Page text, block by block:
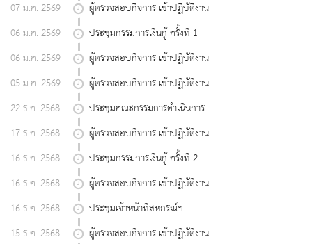
07 ม.ค. 2569
ผู้ตรวจสอบกิจการ เข้าปฏิบัติงาน
06 ม.ค. 2569
ประชุมกรรมการเงินกู้ ครั้งที่ 1
06 ม.ค. 2569
ผู้ตรวจสอบกิจการ เข้าปฏิบัติงาน
05 ม.ค. 2569
ผู้ตรวจสอบกิจการ เข้าปฏิบัติงาน
22 ธ.ค. 2568
ประชุมคณะกรรมการดำเนินการ
17 ธ.ค. 2568
ผู้ตรวจสอบกิจการ เข้าปฏิบัติงาน
16 ธ.ค. 2568
ประชุมกรรมการเงินกู้ ครั้งที่ 2
16 ธ.ค. 2568
ผู้ตรวจสอบกิจการ เข้าปฏิบัติงาน
16 ธ.ค. 2568
ประชุมเจ้าหน้าที่สหกรณ์ฯ
15 ธ.ค. 2568
ผู้ตรวจสอบกิจการ เข้าปฏิบัติงาน